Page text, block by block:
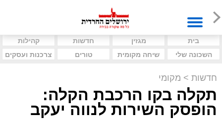
בית מגזין חדשות
קהילות
השכונה שלי
שיחה מקומית טורים צרכנות ועסקים
חדשות > מקומי
תקלה בקו הרכבת הקלה:
הופסק השירות לנווה יעקב